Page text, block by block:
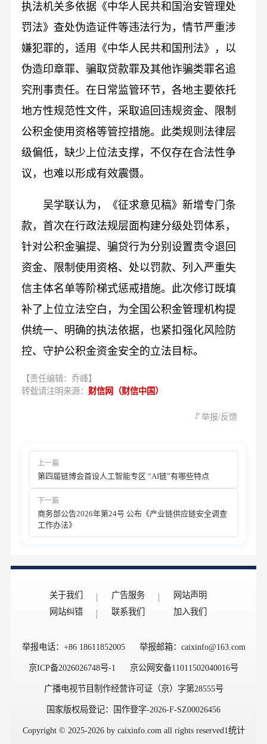
执法机关多依据《中华人民共和国治安管理处
罚法》查处伪造证件等违法行为，情节严重涉
嫌犯罪的，适用《中华人民共和国刑法》，以
伪造印章罪、骗取贷款罪及其他诈骗类罪名追
究刑事责任。在日常监管环节，各地主要依托
地方性规范性文件，采取追回违规资金、限制
公积金使用资格等管控措施。此类规则法律层
级偏低，缺少上位法支撑，不仅存在合法性争
议，也难以形成有效震慑。
吴学联认为，《征求意见稿》新增专门条
款，首次在行政法规层面构建分级处罚体系，
针对公积金骗提、骗贷行为分别设置责令退回
资金、限制使用资格、处以罚款、列入严重失
信主体名单等阶梯式惩戒措施。此次修订既填
补了上位立法空白，为全国公积金管理机构提
供统一、明确的执法依据，也紧扣强化风险防
控、守护公积金资金安全的立法目标。
【责任编辑：乔峰】
转载请注明来源： 财信网（财信中国）
🚩举报/反馈
上一篇
第四届链博会首设人工智能专区 “AI链”有哪些特点
下一篇
商务部公告2026年第24号 公布《产业链供应链安全调查
工作办法》
关于我们 广告服务
网站声明
网站纠错
联系我们 加入我们
举报电话：+86 18611852005 举报邮箱：caixinfo@163.com
京ICP备2026026748号-1 京公网安备11011502040016号
广播电视节目制作经营许可证（京）字第28555号
国家版权局登记：国作登字-2026-F-SZ00026456
Copyright © 2025-2026 by caixinfo.com all rights reserved1统计